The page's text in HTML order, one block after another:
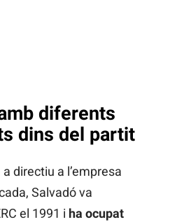
diferents
dins del partit
directiu a l’empresa
Salvadó va
el 1991 i ha ocupat